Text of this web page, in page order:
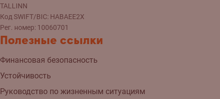
TALLINN
Код SWIFT/BIC: HABAEE2X
Рег. номер: 10060701
Полезные ссылки
Финансовая безопасность
Устойчивость
Руководство по жизненным ситуациям